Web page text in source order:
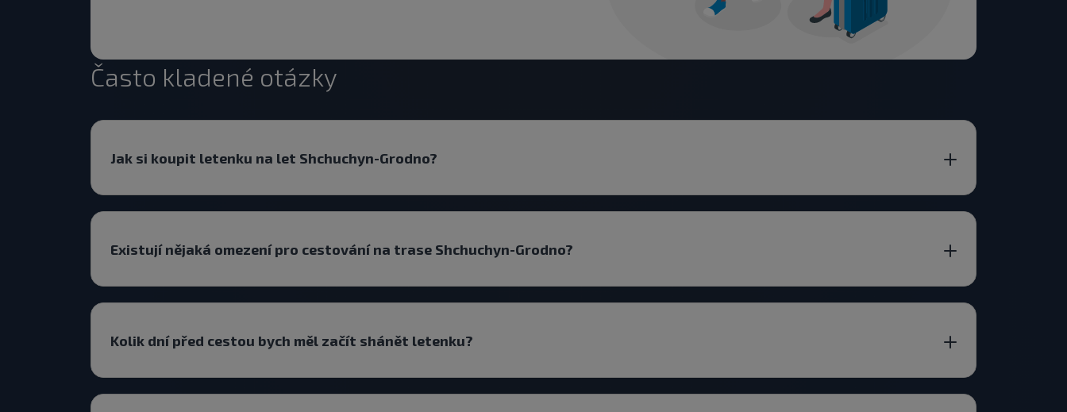
Často kladené otázky
Jak si koupit letenku na let Shchuchyn-Grodno?
Existují nějaká omezení pro cestování na trase Shchuchyn-Grodno?
Kolik dní před cestou bych měl začít shánět letenku?